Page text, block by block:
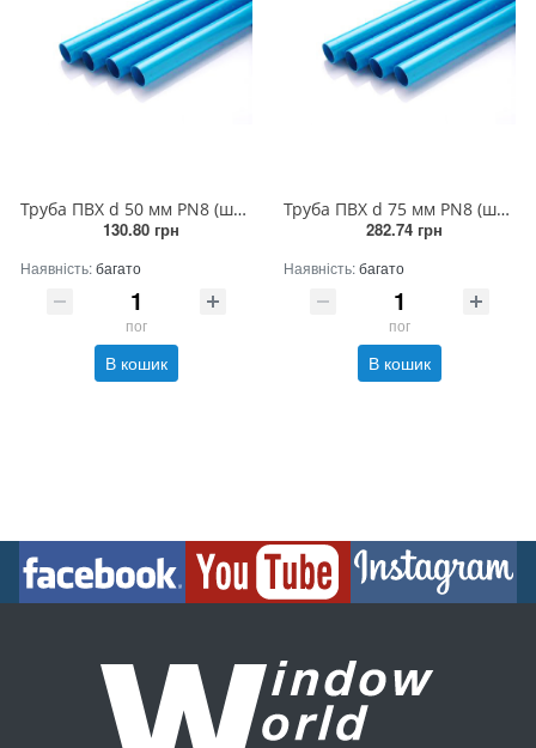
Труба ПВХ d 50 мм PN8 (штанга 5 п.м.)
130.80 грн
Наявність:багато
пог
В кошик
Труба ПВХ d 75 мм PN8 (штанга 5 п.м.)
282.74 грн
Наявність:багато
пог
В кошик